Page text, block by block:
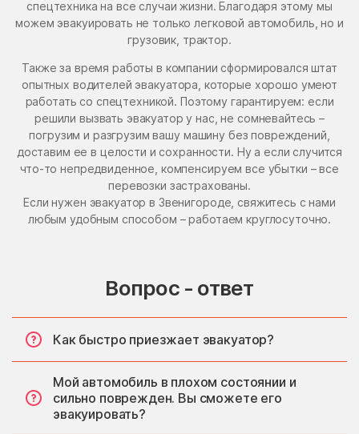
спецтехника на все случаи жизни. Благодаря этому мы
можем эвакуировать не только легковой автомобиль, но и
грузовик, трактор.
Также за время работы в компании сформировался штат
опытных водителей эвакуатора, которые хорошо умеют
работать со спецтехникой. Поэтому гарантируем: если
решили вызвать эвакуатор у нас, не сомневайтесь –
погрузим и разгрузим вашу машину без повреждений,
доставим ее в целости и сохранности. Ну а если случится
что-то непредвиденное, компенсируем все убытки – все
перевозки застрахованы.
Если нужен эвакуатор в Звенигороде, свяжитесь с нами
любым удобным способом – работаем круглосуточно.
Вопрос - ответ
Как быстро приезжает эвакуатор?
Мой автомобиль в плохом состоянии и
сильно поврежден. Вы сможете его
эвакуировать?